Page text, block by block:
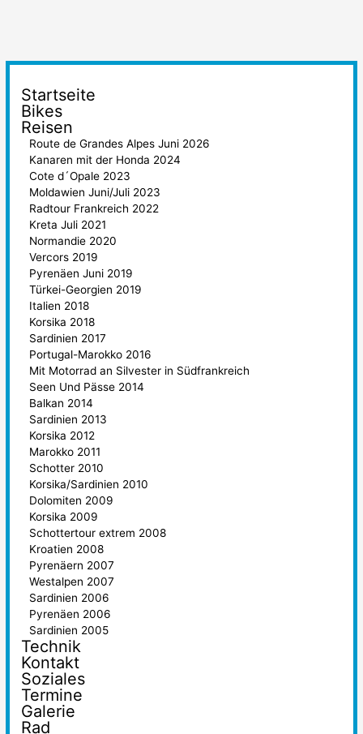
Startseite
Bikes
Reisen
Route de Grandes Alpes Juni 2026
Kanaren mit der Honda 2024
Cote d´Opale 2023
Moldawien Juni/Juli 2023
Radtour Frankreich 2022
Kreta Juli 2021
Normandie 2020
Vercors 2019
Pyrenäen Juni 2019
Türkei-Georgien 2019
Italien 2018
Korsika 2018
Sardinien 2017
Portugal-Marokko 2016
Mit Motorrad an Silvester in Südfrankreich
Seen Und Pässe 2014
Balkan 2014
Sardinien 2013
Korsika 2012
Marokko 2011
Schotter 2010
Korsika/Sardinien 2010
Dolomiten 2009
Korsika 2009
Schottertour extrem 2008
Kroatien 2008
Pyrenäern 2007
Westalpen 2007
Sardinien 2006
Pyrenäen 2006
Sardinien 2005
Technik
Kontakt
Soziales
Termine
Galerie
Rad